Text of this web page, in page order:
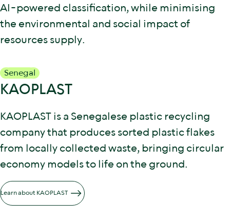
AI-powered classification, while minimising
the environmental and social impact of
resources supply.
Senegal
KAOPLAST
KAOPLAST is a Senegalese plastic recycling
company that produces sorted plastic flakes
from locally collected waste, bringing circular
economy models to life on the ground.
Learn about KAOPLAST